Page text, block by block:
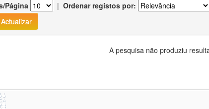
Página | Ordenar registos por:
A pesquisa não produziu